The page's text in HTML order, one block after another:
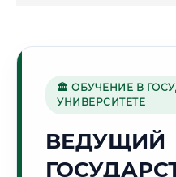
Г.
🏛 ОБУЧЕНИЕ В
УНИВЕРСИТЕТЕ
ВЕДУЩИЙ